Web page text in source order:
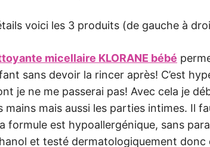
voici les 3 produits (de gauche à
micellaire KLORANE bébé
sans devoir la rincer après! C’est
je ne me passerai pas! Avec cela je
mains mais aussi les parties intimes. Il
formule est hypoallergénique, sans
et testé dermatologiquement donc